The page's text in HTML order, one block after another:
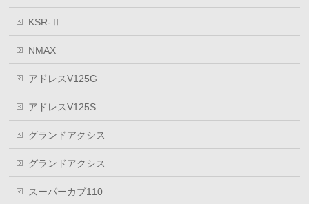
KSR-Ⅱ
NMAX
アドレスV125G
アドレスV125S
グランドアクシス
グランドアクシス
スーパーカブ110